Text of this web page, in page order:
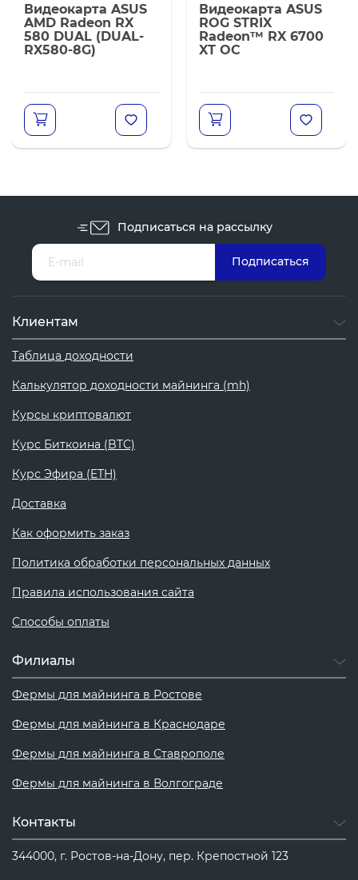
Видеокарта ASUS
AMD Radeon RX
580 DUAL (DUAL-
RX580-8G)
Видеокарта ASUS
ROG STRIX
Radeon™ RX 6700
XT OC
Подписаться на рассылку
Клиентам
Таблица доходности
Калькулятор доходности майнинга (mh)
Курсы криптовалют
Курс Биткоина (BTC)
Курс Эфира (ETH)
Доставка
Как оформить заказ
Политика обработки персональных данных
Правила использования сайта
Способы оплаты
Филиалы
Фермы для майнинга в Ростове
Фермы для майнинга в Краснодаре
Фермы для майнинга в Ставрополе
Фермы для майнинга в Волгограде
Контакты
344000, г. Ростов-на-Дону, пер. Крепостной 123